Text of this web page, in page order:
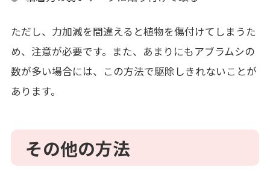
ただし、力加減を間違えると植物を傷付けてしまうた
め、注意が必要です。また、あまりにもアブラムシの
数が多い場合には、この方法で駆除しきれないことが
あります。
その他の方法